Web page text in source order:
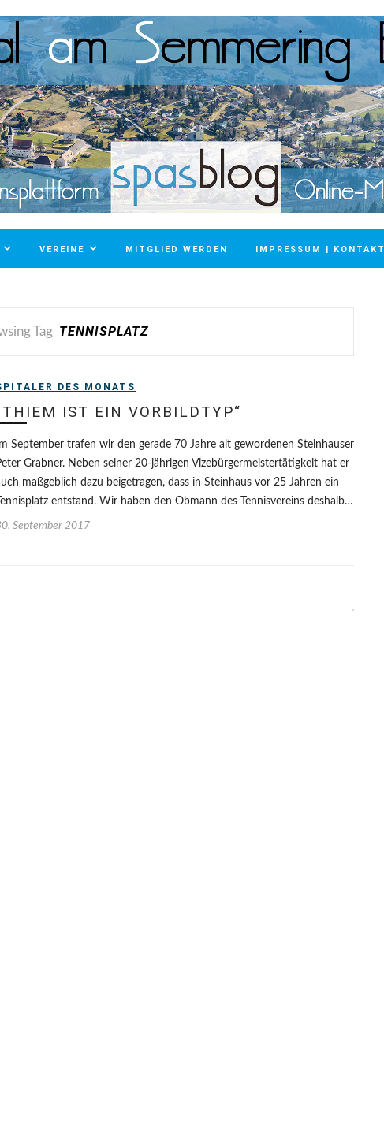
VEREINE MITGLIED WERDEN IMPRESSUM | KONTAKT
Tag TENNISPLATZ
DES MONATS
IST EIN VORBILDTYP“
Im September trafen wir den gerade 70 Jahre alt gewordenen Steinhauser
Grabner. Neben seiner 20-jährigen Vizebürgermeistertätigkeit hat er
maßgeblich dazu beigetragen, dass in Steinhaus vor 25 Jahren ein
Tennisplatz entstand. Wir haben den Obmann des Tennisvereins deshalb…
September 2017